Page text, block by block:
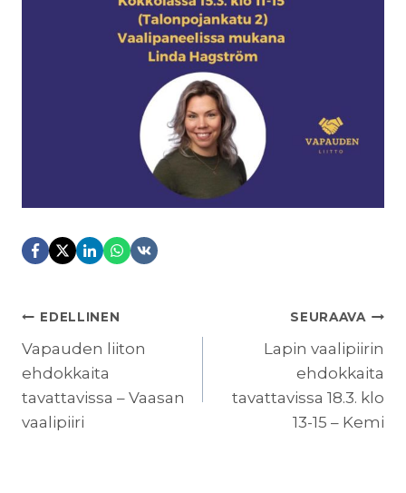
ARTIKKELIEN
SELAUS
EDELLINEN
Vapauden liiton
ehdokkaita
tavattavissa – Vaasan
vaalipiiri
SEURAAVA
Lapin vaalipiirin
ehdokkaita
tavattavissa 18.3. klo
13-15 – Kemi